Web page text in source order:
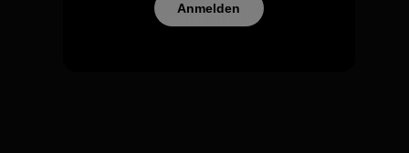
Für all unsere Produkte gilt
Anmelden